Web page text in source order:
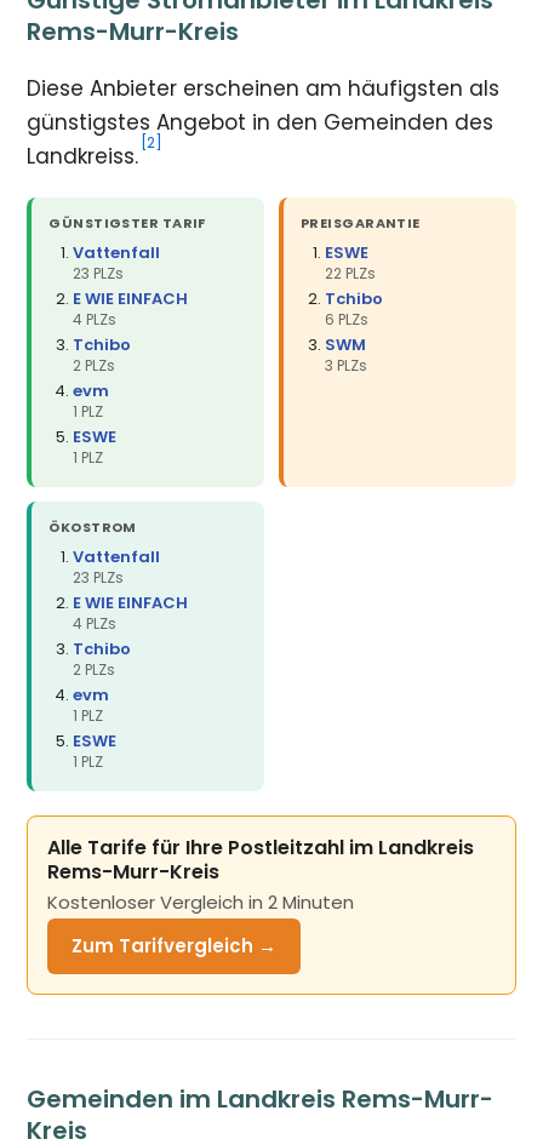
Rems-Murr-Kreis
Diese Anbieter erscheinen am häufigsten als
günstigstes Angebot in den Gemeinden des
Landkreiss. [2]
GÜNSTIGSTER TARIF
Vattenfall
23 PLZs
E WIE EINFACH
4 PLZs
Tchibo
2 PLZs
evm
1 PLZ
ESWE
1 PLZ
PREISGARANTIE
ESWE
22 PLZs
Tchibo
6 PLZs
SWM
3 PLZs
ÖKOSTROM
Vattenfall
23 PLZs
E WIE EINFACH
4 PLZs
Tchibo
2 PLZs
evm
1 PLZ
ESWE
1 PLZ
Alle Tarife für Ihre Postleitzahl im Landkreis
Rems-Murr-Kreis
Kostenloser Vergleich in 2 Minuten
Zum Tarifvergleich →
Gemeinden im Landkreis Rems-Murr-
Kreis